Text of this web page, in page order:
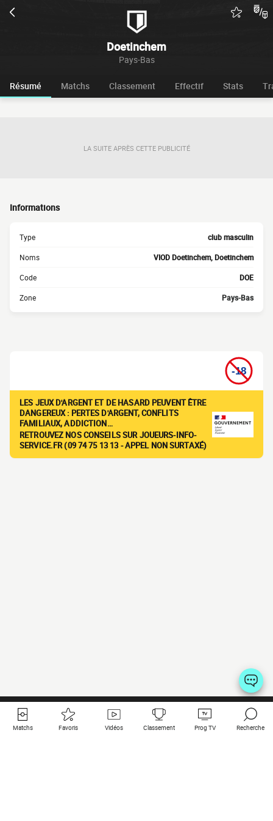
Doetinchem
Pays-Bas
Résumé Matchs Classement Effectif Stats
LA SUITE APRÈS CETTE PUBLICITÉ
Informations
Type club masculin
Noms VIOD Doetinchem, Doetinchem
Code DOE
Zone Pays-Bas
LES JEUX D'ARGENT ET DE HASARD PEUVENT ÊTRE
DANGEREUX : PERTES D'ARGENT, CONFLITS
FAMILIAUX, ADDICTION…
RETROUVEZ NOS CONSEILS SUR JOUEURS-INFO-
SERVICE.FR (09 74 75 13 13 - APPEL NON SURTAXÉ)
Matchs Favoris Vidéos Classement Prog TV Recherche